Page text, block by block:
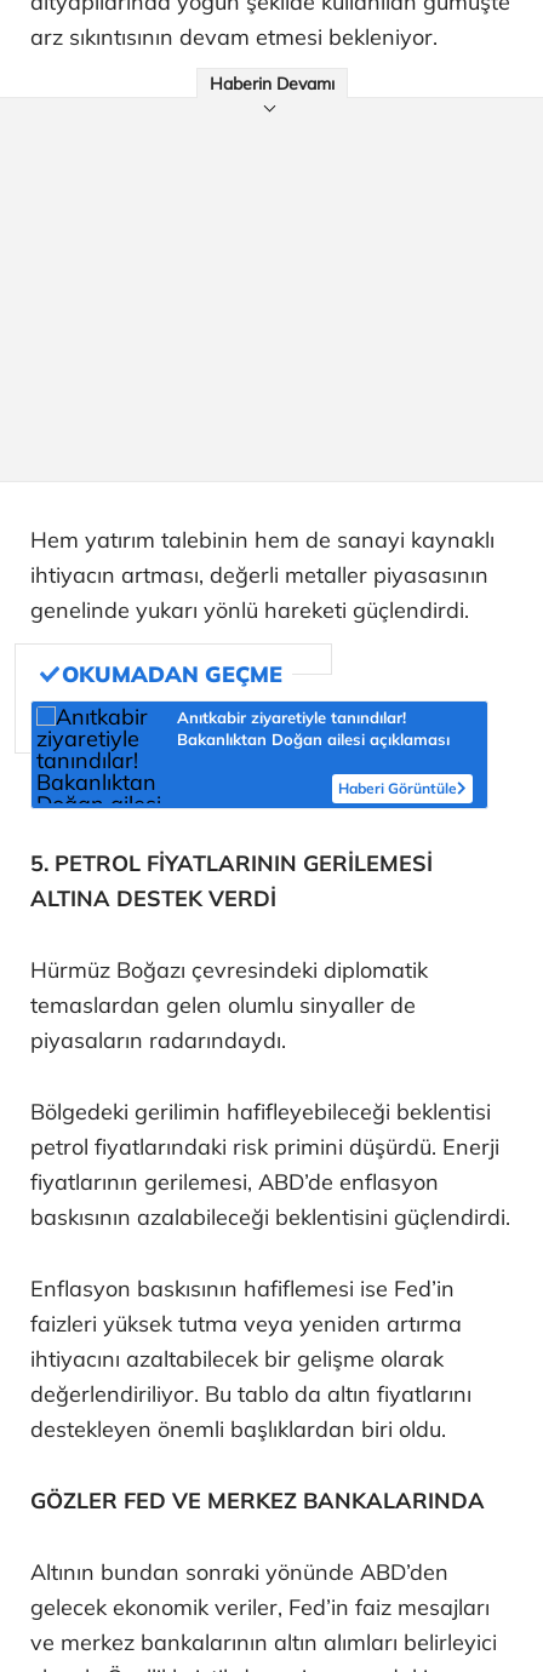
arz sıkıntısının devam etmesi bekleniyor.
Haberin Devamı
Hem yatırım talebinin hem de sanayi kaynaklı
ihtiyacın artması, değerli metaller piyasasının
genelinde yukarı yönlü hareketi güçlendirdi.
Anıtkabir ziyaretiyle tanındılar!
Bakanlıktan Doğan ailesi açıklaması
Haberi Görüntüle
5. PETROL FİYATLARININ GERİLEMESİ
ALTINA DESTEK VERDİ
Hürmüz Boğazı çevresindeki diplomatik
temaslardan gelen olumlu sinyaller de
piyasaların radarındaydı.
Bölgedeki gerilimin hafifleyebileceği beklentisi
petrol fiyatlarındaki risk primini düşürdü. Enerji
fiyatlarının gerilemesi, ABD’de enflasyon
baskısının azalabileceği beklentisini güçlendirdi.
Enflasyon baskısının hafiflemesi ise Fed’in
faizleri yüksek tutma veya yeniden artırma
ihtiyacını azaltabilecek bir gelişme olarak
değerlendiriliyor. Bu tablo da altın fiyatlarını
destekleyen önemli başlıklardan biri oldu.
GÖZLER FED VE MERKEZ BANKALARINDA
Altının bundan sonraki yönünde ABD’den
gelecek ekonomik veriler, Fed’in faiz mesajları
ve merkez bankalarının altın alımları belirleyici